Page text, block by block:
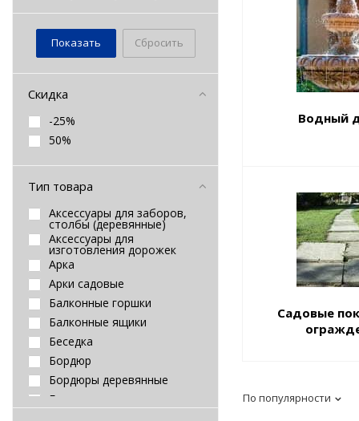
Водный
Садовые
По популярности
Сбросить
Скидка
-25%
50%
Тип товара
Аксессуары для заборов,
столбы (деревянные)
Аксессуары для
изготовления дорожек
Арка
Арки садовые
Балконные горшки
Балконные ящики
Беседка
Бордюр
Бордюры деревянные
Бордюры для газонов и
клумб